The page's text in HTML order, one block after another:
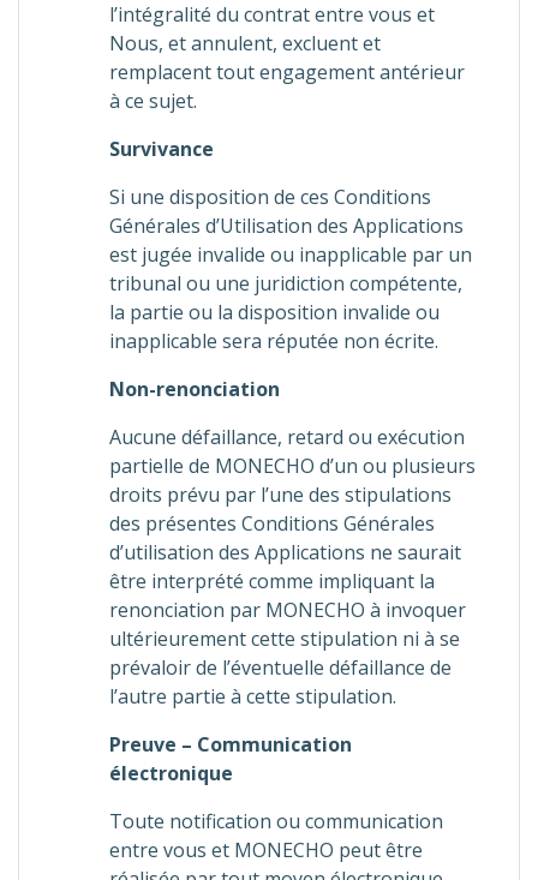
l’intégralité du contrat entre vous et
Nous, et annulent, excluent et
remplacent tout engagement antérieur
à ce sujet.
Survivance
Si une disposition de ces Conditions
Générales d’Utilisation des Applications
est jugée invalide ou inapplicable par un
tribunal ou une juridiction compétente,
la partie ou la disposition invalide ou
inapplicable sera réputée non écrite.
Non-renonciation
Aucune défaillance, retard ou exécution
partielle de MONECHO d’un ou plusieurs
droits prévu par l’une des stipulations
des présentes Conditions Générales
d’utilisation des Applications ne saurait
être interprété comme impliquant la
renonciation par MONECHO à invoquer
ultérieurement cette stipulation ni à se
prévaloir de l’éventuelle défaillance de
l’autre partie à cette stipulation.
Preuve – Communication
électronique
Toute notification ou communication
entre vous et MONECHO peut être